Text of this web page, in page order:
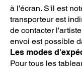
à l'écran. S'il est
transporteur est
de contacter
envoi est possible
Les modes
Pour tous les